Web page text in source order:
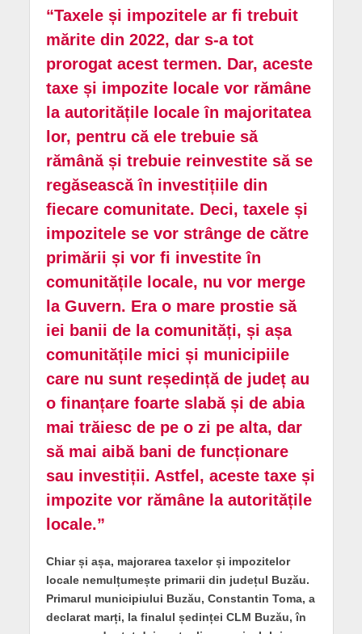
“Taxele și impozitele ar fi trebuit
mărite din 2022, dar s-a tot
prorogat acest termen. Dar, aceste
taxe și impozite locale vor rămâne
la autoritățile locale în majoritatea
lor, pentru că ele trebuie să
rămână și trebuie reinvestite să se
regăsească în investițiile din
fiecare comunitate. Deci, taxele și
impozitele se vor strânge de către
primării și vor fi investite în
comunitățile locale, nu vor merge
la Guvern. Era o mare prostie să
iei banii de la comunități, și așa
comunitățile mici și municipiile
care nu sunt reședință de județ au
o finanțare foarte slabă și de abia
mai trăiesc de pe o zi pe alta, dar
să mai aibă bani de funcționare
sau investiții. Astfel, aceste taxe și
impozite vor rămâne la autoritățile
locale.”
Chiar și așa, majorarea taxelor și impozitelor
locale nemulțumește primarii din județul Buzău.
Primarul municipiului Buzău, Constantin Toma, a
declarat marți, la finalul ședinței CLM Buzău, în